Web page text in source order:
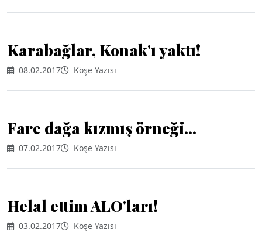
Karabağlar, Konak'ı yaktı!
08.02.2017 Köşe Yazısı
Fare dağa kızmış örneği...
07.02.2017 Köşe Yazısı
Helal ettim ALO'ları!
03.02.2017 Köşe Yazısı